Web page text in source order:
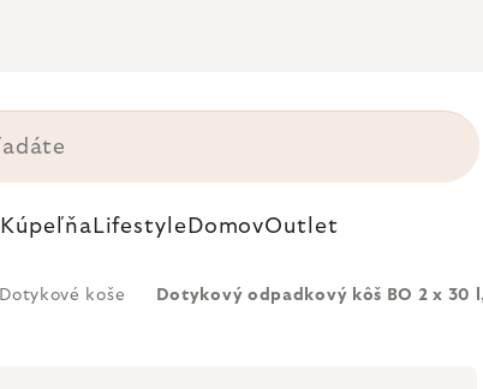
Kúpeľňa Lifestyle DomovOutlet
Dotykové koše Dotykový odpadkový kôš BO 2 x 30